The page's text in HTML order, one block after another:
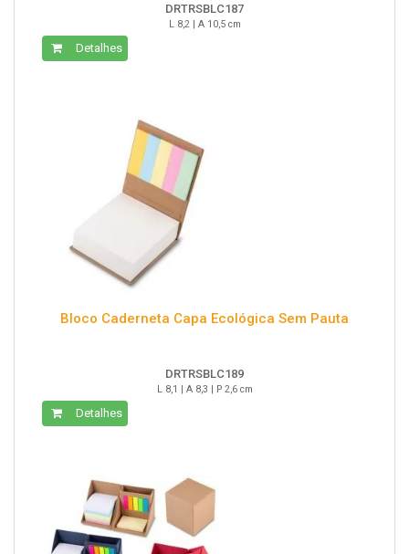
DRTRSBLC187
L 8,2 | A 10,5 cm
Detalhes
Bloco Caderneta Capa Ecológica Sem Pauta
DRTRSBLC189
L 8,1 | A 8,3 | P 2,6 cm
Detalhes